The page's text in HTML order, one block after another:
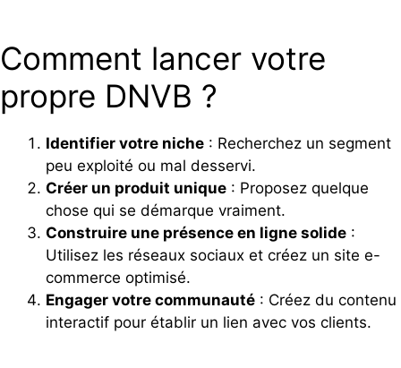
Comment lancer votre
propre DNVB ?
Identifier votre niche : Recherchez un segment
peu exploité ou mal desservi.
Créer un produit unique : Proposez quelque
chose qui se démarque vraiment.
Construire une présence en ligne solide :
Utilisez les réseaux sociaux et créez un site e-
commerce optimisé.
Engager votre communauté : Créez du contenu
interactif pour établir un lien avec vos clients.